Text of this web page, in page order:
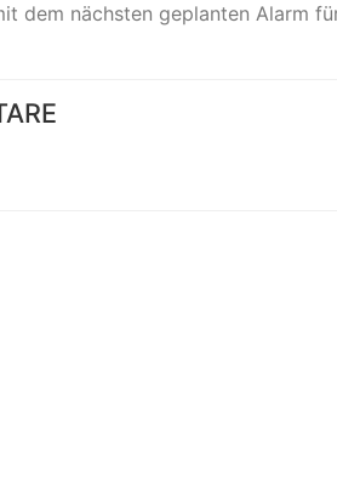
dem nächsten geplanten Alarm